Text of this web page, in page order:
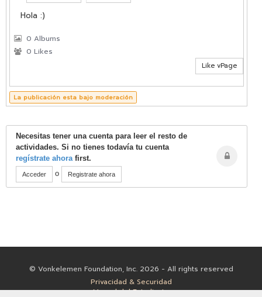
Hola :)
0 Albums
0 Likes
Like vPage
La publicación esta bajo moderación
Necesitas tener una cuenta para leer el resto de
actividades. Si no tienes todavía tu cuenta
regístrate ahora first.
Acceder o Registrate ahora
© Vonkelemen Foundation, Inc. 2026 - All rights reserved
Privacidad & Securidad
Manual del Estudiante